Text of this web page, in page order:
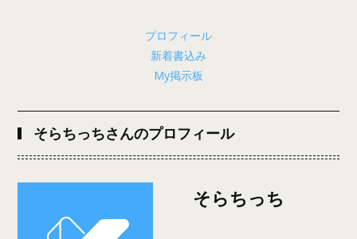
プロフィール
新着書込み
My掲示板
そらちっちさんのプロフィール
そらちっち